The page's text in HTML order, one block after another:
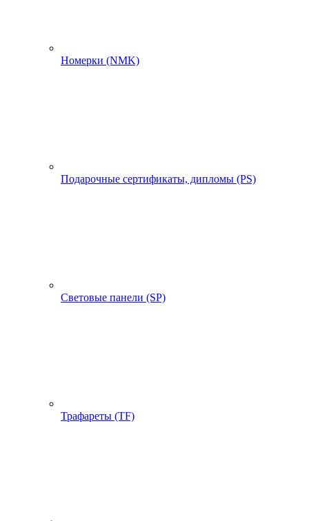
Номерки (NMK)
Подарочные сертификаты, дипломы (PS)
Световые панели (SP)
Трафареты (TF)